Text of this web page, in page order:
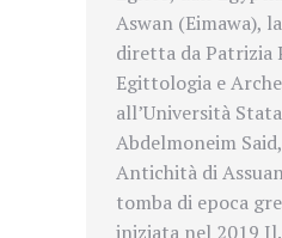
Aswan (Eimawa),
diretta da Patrizia
Egittologia e
all’Università
Abdelmoneim
Antichità di
tomba di epoca
iniziata nel 2019